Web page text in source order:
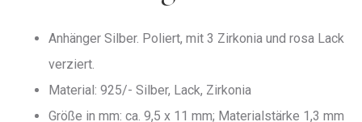
Anhänger Silber. Poliert, mit 3 Zirkonia und rosa Lack
verziert.
Material: 925/- Silber, Lack, Zirkonia
Größe in mm: ca. 9,5 x 11 mm; Materialstärke 1,3 mm